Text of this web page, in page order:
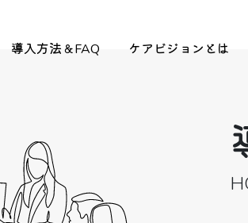
導入方法＆FAQ ケアビジョンとは